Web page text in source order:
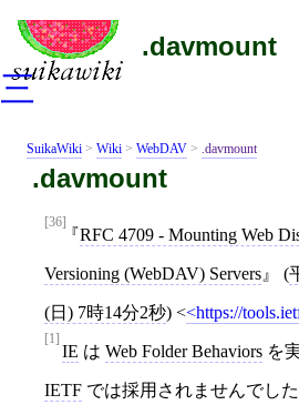
.davmount
SuikaWiki > Wiki > WebDAV > .davmount
.davmount
[36]
RFC 4709 - Mounting Web
Versioning (WebDAV) Servers (
(日) 7時14分2秒) < https://
[1]
IE は Web Folder Behaviors を
IETF では採用されませんでした
三